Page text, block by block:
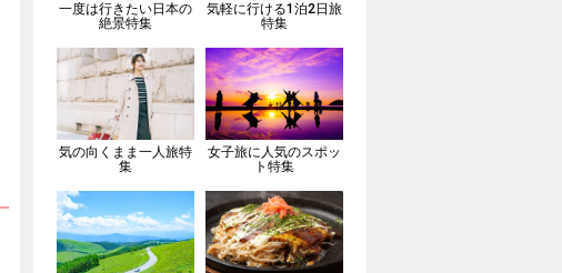
一度は行きたい日本の
絶景特集
気軽に行ける1泊2日旅
特集
気の向くまま一人旅特
集
女子旅に人気のスポッ
ト特集